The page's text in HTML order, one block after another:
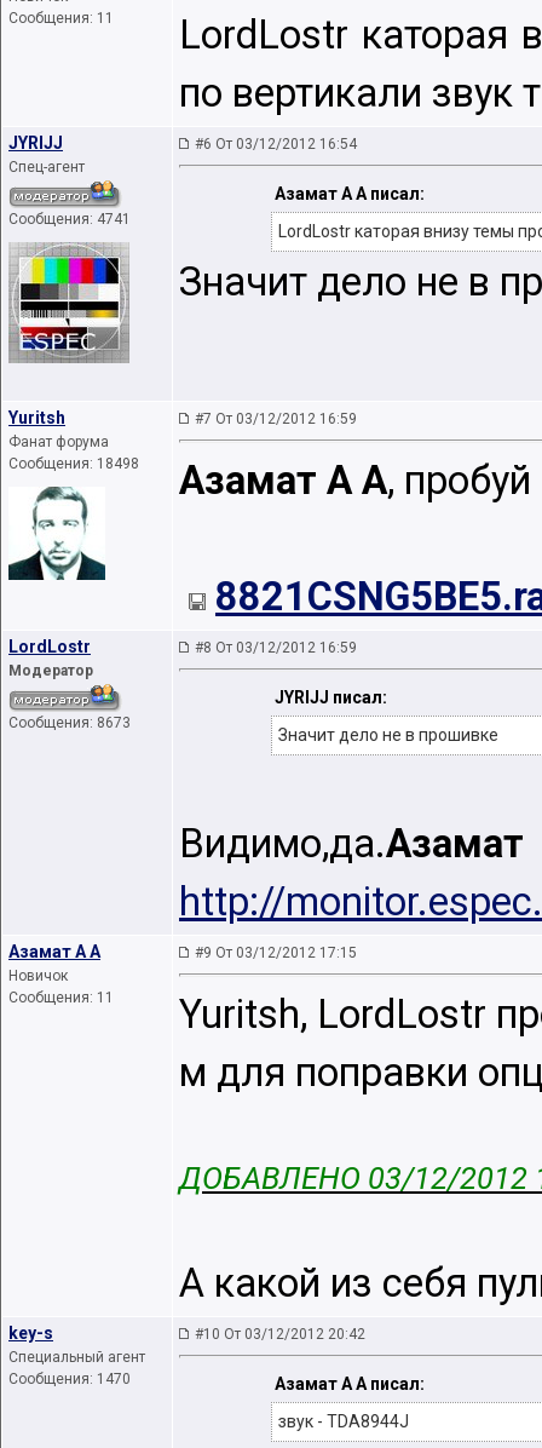
Сообщения: 11
LordLostr каторая
по вертикали
JYRIJJ
Спец-агент
Сообщения: 4741
#6 От 03/12/2012 16:54
Азамат А А писал:
LordLostr каторая внизу темы
Значит дело не в
Yuritsh
Фанат форума
Сообщения: 18498
#7 От 03/12/2012 16:59
Азамат А А, пробуй
LordLostr
Модератор
Сообщения: 8673
#8 От 03/12/2012 16:59
JYRIJJ писал:
Значит дело не в прошивке
Видимо,да.
http://
Азамат А А
Новичок
Сообщения: 11
#9 От 03/12/2012 17:15
Yuritsh, LordLostr
м для поправки
ДОБАВЛЕНО 03/12/2012
А какой из себя
key-s
Специальный агент
Сообщения: 1470
#10 От 03/12/2012 20:42
Азамат А А писал:
звук - TDA8944J